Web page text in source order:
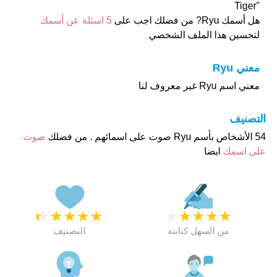
"Tiger
هل أسمك Ryu? من فضلك اجب على
5 اسئلة عن أسمك
لتحسين هذا الملف الشخصي
معني Ryu
معني اسم Ryu غير معروف لنا
التصنيف
54 الأشخاص بأسم Ryu صوت على اسمائهم . من فضلك
صوت
على اسمك ايضا
★
★
★
★
★
التصنيف
★
★
★
★
من السهل كتابته